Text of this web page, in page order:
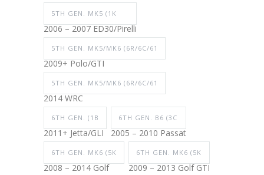
5TH GEN. MK5 (1K
2006 – 2007 ED30/Pirelli
5TH GEN. MK5/MK6 (6R/6C/61
2009+ Polo/GTI
5TH GEN. MK5/MK6 (6R/6C/61
2014 WRC
6TH GEN. (1B
2011+ Jetta/GLI
6TH GEN. B6 (3C
2005 – 2010 Passat
6TH GEN. MK6 (5K
2008 – 2014 Golf
6TH GEN. MK6 (5K
2009 – 2013 Golf GTI